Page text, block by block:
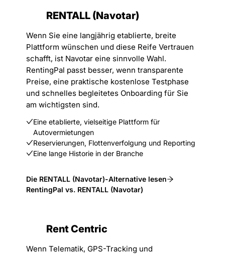
RENTALL (Navotar)
Wenn Sie eine langjährig etablierte, breite
Plattform wünschen und diese Reife Vertrauen
schafft, ist Navotar eine sinnvolle Wahl.
RentingPal passt besser, wenn transparente
Preise, eine praktische kostenlose Testphase
und schnelles begleitetes Onboarding für Sie
am wichtigsten sind.
Eine etablierte, vielseitige Plattform für
Autovermietungen
Reservierungen, Flottenverfolgung und Reporting
Eine lange Historie in der Branche
Die RENTALL (Navotar)-Alternative lesen
RentingPal vs. RENTALL (Navotar)
Rent Centric
Wenn Telematik, GPS-Tracking und